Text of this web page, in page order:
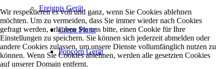
Ereignis Gerät
Crepe Platte
Popcorn Gerät
Wir respektieren es voll und ganz, wenn Sie Cookies ablehnen
möchten. Um zu vermeiden, dass Sie immer wieder nach Cookies
gefragt werden, erlauben Sie uns bitte, einen Cookie für Ihre
Einstellungen zu speichern. Sie können sich jederzeit abmelden oder
andere Cookies zulassen, um unsere Dienste vollumfänglich nutzen zu
können. Wenn Sie Cookies ablehnen, werden alle gesetzten Cookies
auf unserer Domain entfernt.